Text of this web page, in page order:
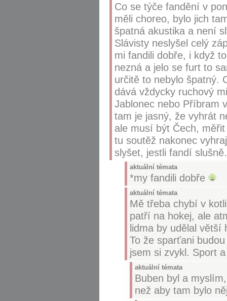
Co se týče fandění v
měli choreo, bylo jich
špatná akustika a není
Slávisty neslyšel celý
mi fandili dobře, i když
nezná a jelo se furt to
určitě to nebylo špatný.
dává vždycky ruchový
Jablonec nebo Příbram
tam je jasný, že vyhrát
ale musí být Čech,
tu soutěž nakonec
slyšet, jestli fandí slušně.
aktuální témata
*my fandili dobře
aktuální témata
Mě třeba chybí v
patří na hokej, ale
lidma by udělal větší
To že sparťani
jsem si zvykl. Sport
aktuální témata
Buben byl a
než aby tam bylo